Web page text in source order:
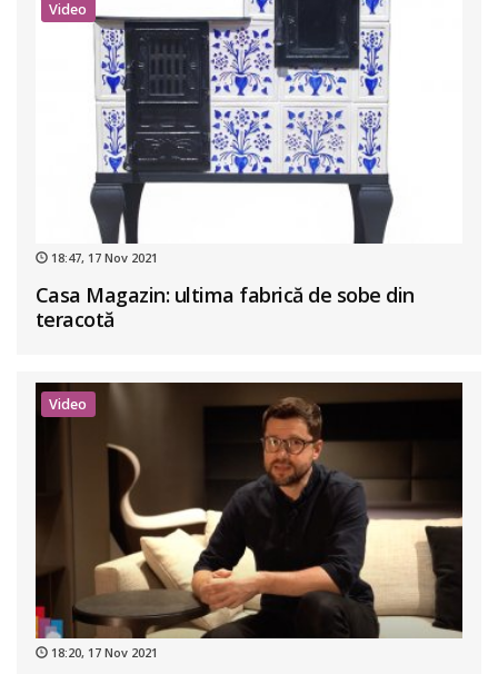
Video
18:47, 17 Nov 2021
Casa Magazin: ultima fabrică de sobe din
teracotă
Video
18:20, 17 Nov 2021